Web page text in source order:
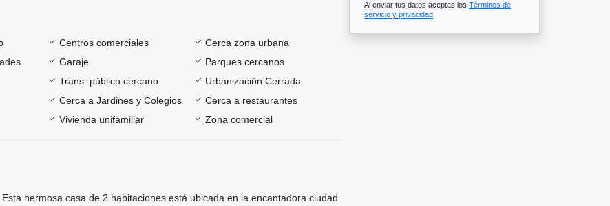
Centros comerciales
Cerca zona urbana
Garaje
Parques cercanos
Trans. público cercano
Urbanización Cerrada
Cerca a Jardines y Colegios
Cerca a restaurantes
Vivienda unifamiliar Zona comercial
hermosa casa de 2 habitaciones está ubicada en la encantadora ciudad
Al enviar tus datos aceptas los Términos de
servicio y privacidad